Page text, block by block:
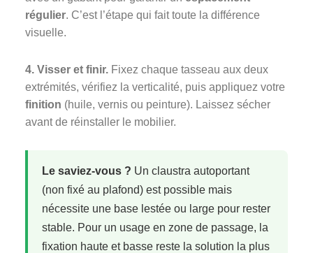
régulier. C’est l’étape qui fait toute la différence
visuelle.
4. Visser et finir. Fixez chaque tasseau aux deux
extrémités, vérifiez la verticalité, puis appliquez votre
finition (huile, vernis ou peinture). Laissez sécher
avant de réinstaller le mobilier.
Le saviez-vous ? Un claustra autoportant
(non fixé au plafond) est possible mais
nécessite une base lestée ou large pour rester
stable. Pour un usage en zone de passage, la
fixation haute et basse reste la solution la plus